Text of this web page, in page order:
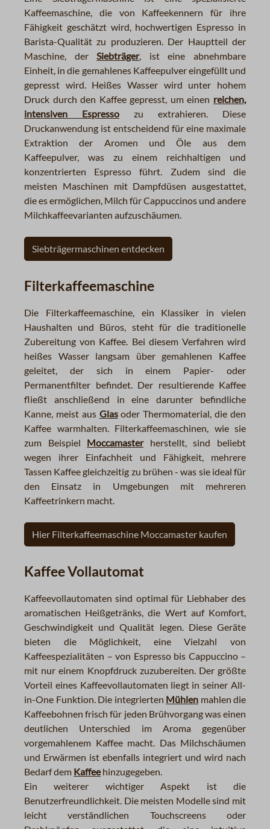
Kaffeemaschine, die von Kaffeekennern für ihre
Fähigkeit geschätzt wird, hochwertigen Espresso in
Barista-Qualität zu produzieren. Der Hauptteil der
Maschine, derSiebträger, ist eine abnehmbare
Einheit, in die gemahlenes Kaffeepulver eingefüllt und
gepresst wird. Heißes Wasser wird unter hohem
Druck durch den Kaffee gepresst, um einen reichen,
intensiven Espresso zu extrahieren. Diese
Druckanwendung ist entscheidend für eine maximale
Extraktion der Aromen und Öle aus dem
Kaffeepulver, was zu einem reichhaltigen und
konzentrierten Espresso führt. Zudem sind die
meisten Maschinen mit Dampfdüsen ausgestattet,
die es ermöglichen, Milch für Cappuccinos und andere
Milchkaffeevarianten aufzuschäumen.
Siebträgermaschinen entdecken
Filterkaffeemaschine
Die Filterkaffeemaschine, ein Klassiker in vielen
Haushalten und Büros, steht für die traditionelle
Zubereitung von Kaffee. Bei diesem Verfahren wird
heißes Wasser langsam über gemahlenen Kaffee
geleitet, der sich in einem Papier- oder
Permanentfilter befindet. Der resultierende Kaffee
fließt anschließend in eine darunter befindliche
Kanne, meist aus Glasoder Thermomaterial, die den
Kaffee warmhalten. Filterkaffeemaschinen, wie sie
zum Beispiel Moccamasterherstellt, sind beliebt
wegen ihrer Einfachheit und Fähigkeit, mehrere
Tassen Kaffee gleichzeitig zu brühen - was sie ideal für
den Einsatz in Umgebungen mit mehreren
Kaffeetrinkern macht.
Hier Filterkaffeemaschine Moccamaster kaufen
Kaffee Vollautomat
Kaffeevollautomaten sind optimal für Liebhaber des
aromatischen Heißgetränks, die Wert auf Komfort,
Geschwindigkeit und Qualität legen. Diese Geräte
bieten die Möglichkeit, eine Vielzahl von
Kaffeespezialitäten – von Espresso bis Cappuccino –
mit nur einem Knopfdruck zuzubereiten. Der größte
Vorteil eines Kaffeevollautomaten liegt in seiner All-
in-One Funktion. Die integrierten Mühlen mahlen die
Kaffeebohnen frisch für jeden Brühvorgang was einen
deutlichen Unterschied im Aroma gegenüber
vorgemahlenem Kaffee macht. Das Milchschäumen
und Erwärmen ist ebenfalls integriert und wird nach
Bedarf dem Kaffeehinzugegeben.
Ein weiterer wichtiger Aspekt ist die
Benutzerfreundlichkeit. Die meisten Modelle sind mit
leicht verständlichen Touchscreens oder